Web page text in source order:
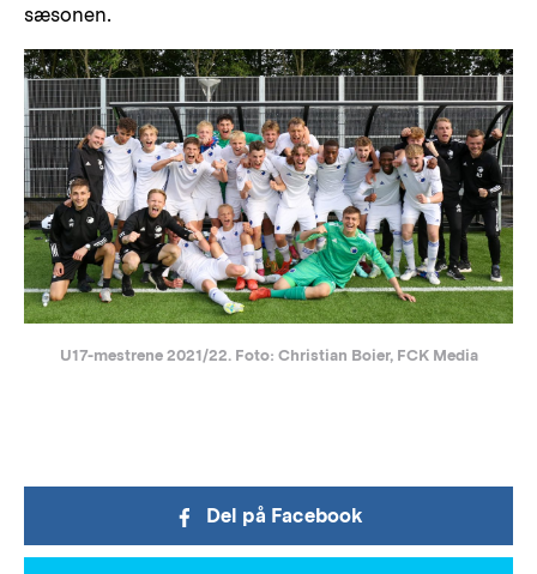
sæsonen.
U17-mestrene 2021/22. Foto: Christian Boier, FCK Media
Del på Facebook